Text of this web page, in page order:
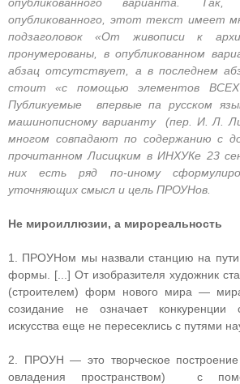
опубликованного, этот текст имеет
подзаголовок «От живописи к
пронумерованы, в опубликованном
абзац отсутствует, а в последнем
стоит «с помощью элементов ВСЕХ
Публикуемые впервые па русском
машинописному варианту (пер. И. Л.
многом совпадают по содержанию с
прочитанном Лисицким в ИНХУКе 23
них есть ряд по-иному
уточняющих смысл и цель ПРОУНов.
Не мироиллюзии, а мирореальность
1. ПРОУНом мы назвали станцию на пути
формы. [...] От изобразителя художник
(строителем) форм нового мира —
созидание не означает
искусства еще не пересеклись с путями
2. ПРОУН — это творческое
овладения пространством) с